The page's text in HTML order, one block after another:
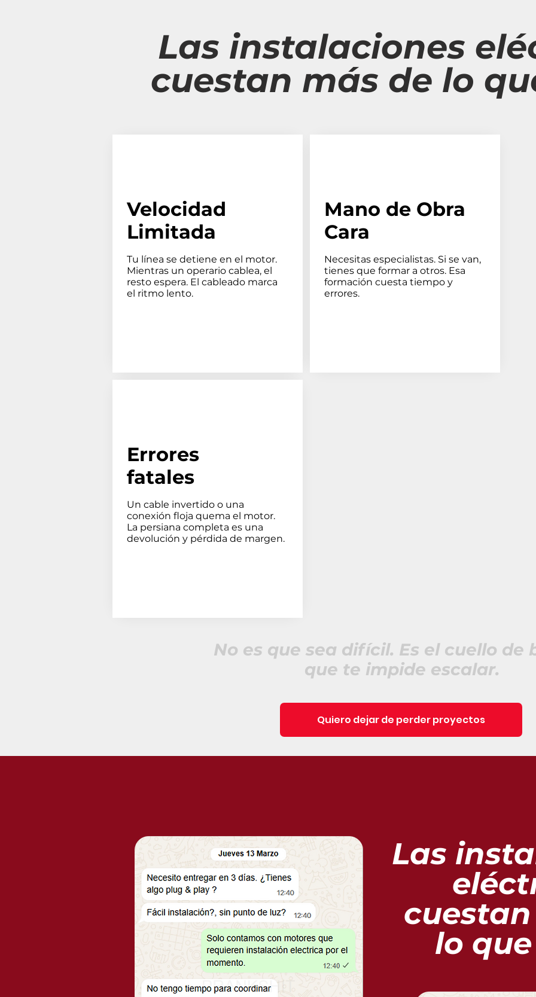
Las instalaciones
cuestan más de lo
Velocidad
Limitada
Tu línea se detiene en el motor.
Mientras un operario cablea, el
resto espera. El cableado marca
el ritmo lento.
Mano de Obra
Cara
Necesitas especialistas. Si se van,
tienes que formar a otros. Esa
formación cuesta tiempo y
errores.
Errores
fatales
Un cable invertido o una
conexión floja quema el motor.
La persiana completa es una
devolución y pérdida de margen.
No es que sea difícil. Es el cuello de
que te impide escalar.
Quiero dejar de perder proyectos
Las
lo